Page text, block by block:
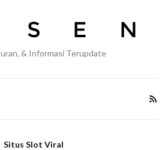
& Informasi Terupdate
Situs Slot Viral